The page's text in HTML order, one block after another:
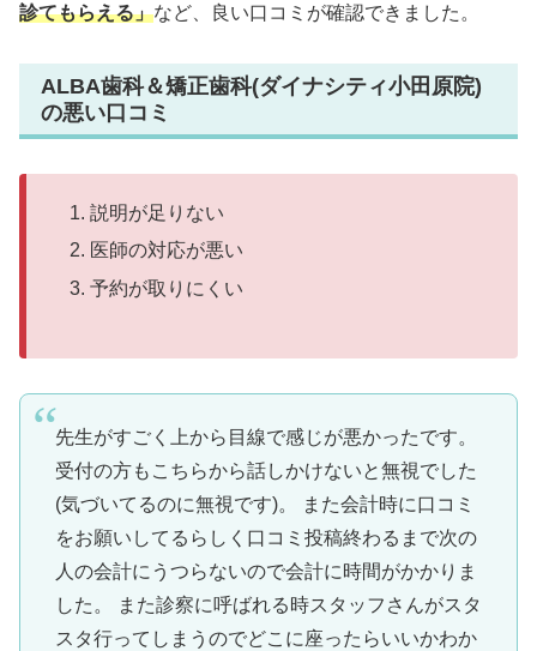
診てもらえる」など、良い口コミが確認できました。
ALBA歯科＆矯正歯科(ダイナシティ小田原院)
の悪い口コミ
説明が足りない
医師の対応が悪い
予約が取りにくい
先生がすごく上から目線で感じが悪かったです。
受付の方もこちらから話しかけないと無視でした
(気づいてるのに無視です)。 また会計時に口コミ
をお願いしてるらしく口コミ投稿終わるまで次の
人の会計にうつらないので会計に時間がかかりま
した。 また診察に呼ばれる時スタッフさんがスタ
スタ行ってしまうのでどこに座ったらいいかわか